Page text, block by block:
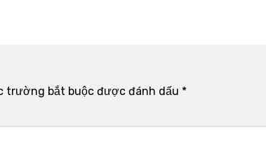
trường bắt buộc được đánh dấu *